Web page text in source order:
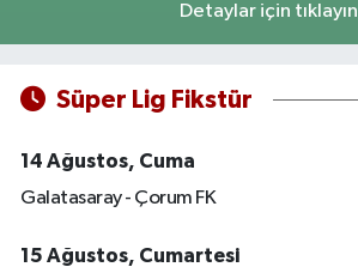
Detaylar için tıklayın
Süper Lig Fikstür
14 Ağustos, Cuma
Galatasaray - Çorum FK
15 Ağustos, Cumartesi